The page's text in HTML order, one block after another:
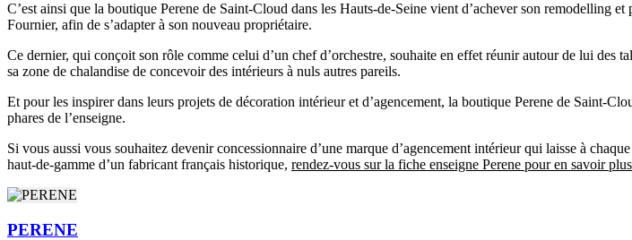
C’est ainsi que la boutique Perene de Saint-Cloud dans les Hauts-de-Seine vient d’achever son remodelling
Fournier, afin de s’adapter à son nouveau propriétaire.
Ce dernier, qui conçoit son rôle comme celui d’un chef d’orchestre, souhaite en effet réunir autour de lui des
sa zone de chalandise de concevoir des intérieurs à nuls autres pareils.
Et pour les inspirer dans leurs projets de décoration intérieur et d’agencement, la boutique Perene de Saint-
phares de l’enseigne.
Si vous aussi vous souhaitez devenir concessionnaire d’une marque d’agencement intérieur qui laisse à
haut-de-gamme d’un fabricant français historique, rendez-vous sur la fiche enseigne Perene pour en savoir plus
PERENE